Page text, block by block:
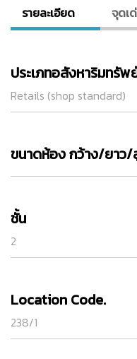
รายละเอียด จุดเ
ประเภทอสังหาริมทรัพ
Retails (shop standard)
ขนาดห้อง กว้าง/ยาว/
ชั้น
2
Location Code.
238/1